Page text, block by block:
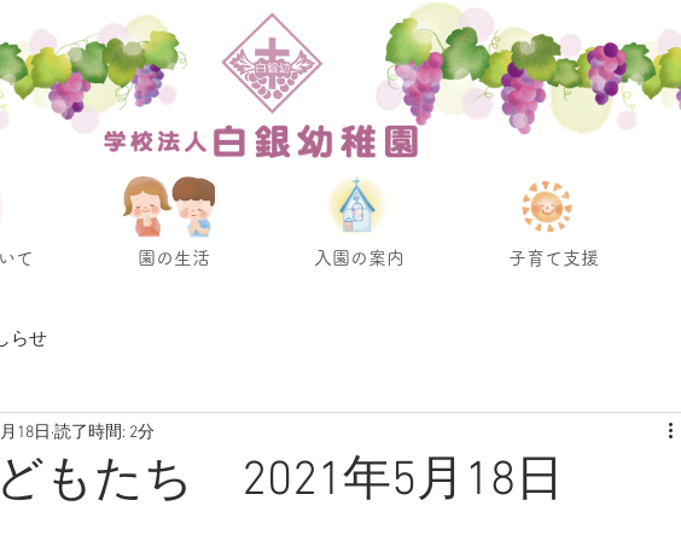
て 園の生活 入園の案内 子育て支援
らせ
もたち 2021年5月18日
18日 読了時間: 2分